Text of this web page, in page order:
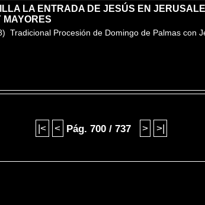
LA ENTRADA DE JESÚS EN
MAYORES
Tradicional Procesión de Domingo de Palmas con
|< < Pág. 700 / 737 > >|